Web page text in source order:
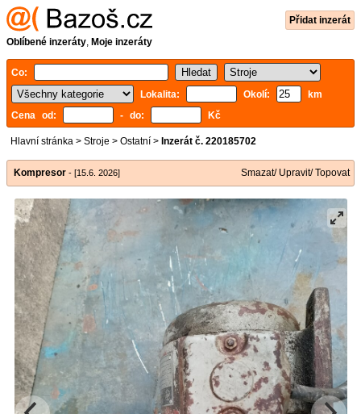
Přidat inzerát
Oblíbené inzeráty, Moje inzeráty
Co:
Lokalita:
Okolí:
km
Cena od:
- do: Kč
Hlavní stránka > Stroje > Ostatní > Inzerát č. 220185702
Kompresor - [15.6. 2026] Smazat/ Upravit/ Topovat